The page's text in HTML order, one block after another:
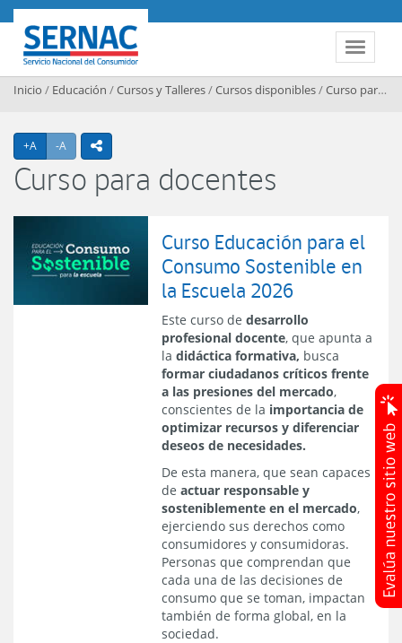
Contenido principal
Toggle
SERNAC
Inicio / Educación /Cursos y Talleres/Cursos disponibles/Curso para docentes
+A Agrandar texto
-A Achicar textoicono compartir
Curso para docentes
Curso Educación para el
Consumo Sostenible en
la Escuela 2026
Este curso de desarrollo
profesional docente, que apunta a
la didáctica formativa, busca
formar ciudadanos críticos frente
a las presiones del mercado,
conscientes de la importancia de
optimizar recursos y diferenciar
deseos de necesidades.
De esta manera, que sean capaces
de actuar responsable y
sosteniblemente en el mercado,
ejerciendo sus derechos como
consumidores y consumidoras.
Personas que comprendan que
cada una de las decisiones de
consumo que se toman, impactan
también de forma global, en la
sociedad.